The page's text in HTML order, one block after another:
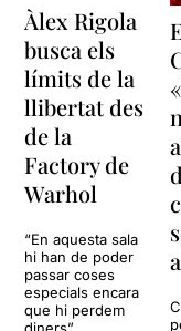
Àlex Rigola
busca els
límits de la
llibertat des
de la
Factory de
Warhol
“En aquesta sala
hi han de poder
passar coses
especials encara
que hi perdem
diners”,